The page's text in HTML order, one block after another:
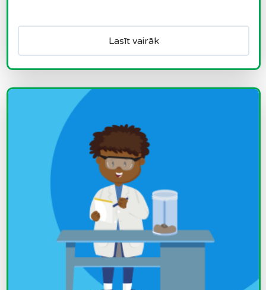
Lasīt vairāk